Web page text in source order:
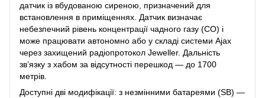
датчик із вбудованою сиреною, призначений для
встановлення в приміщеннях. Датчик визначає
небезпечний рівень концентрації чадного газу (CO) і
може працювати автономно або у складі системи Ajax
через захищений радіопротокол Jeweller. Дальність
зв’язку з хабом за відсутності перешкод — до 1700
метрів.
Доступні дві модифікації: з незмінними батареями (SB) —